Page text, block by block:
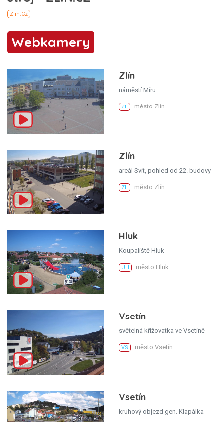
Webkamery
Zlín
náměstí Míru
ZL město Zlín
Zlín
areál Svit, pohled od 22. budovy
ZL město Zlín
Hluk
Koupaliště Hluk
UH město Hluk
Vsetín
světelná křižovatka ve Vsetíně
VS město Vsetín
Vsetín
kruhový objezd gen. Klapálka